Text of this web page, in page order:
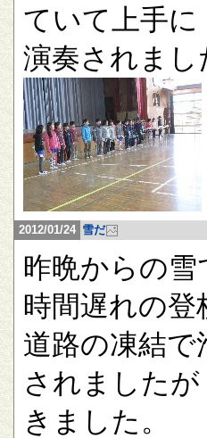
ていて上手に
演奏されまし
2012/01/24 雪だ
昨晩からの
時間遅れの登
道路の凍結
されました
きました。